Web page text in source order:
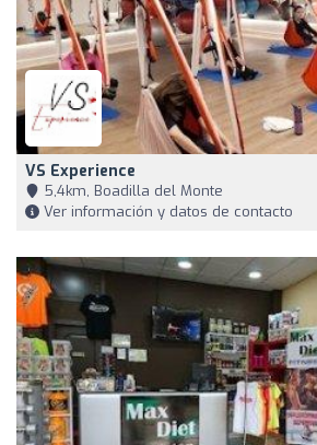
VS Experience
5,4km, Boadilla del Monte
Ver información y datos de contacto